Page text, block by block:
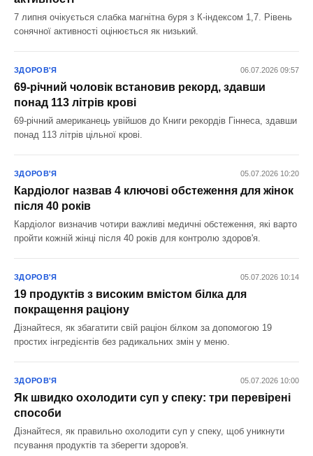
7 липня очікується слабка магнітна буря з К-індексом 1,7. Рівень
сонячної активності оцінюється як низький.
ЗДОРОВ'Я 06.07.2026 09:57
69-річний чоловік встановив рекорд, здавши
понад 113 літрів крові
69-річний американець увійшов до Книги рекордів Гіннеса, здавши
понад 113 літрів цільної крові.
ЗДОРОВ'Я 05.07.2026 10:20
Кардіолог назвав 4 ключові обстеження для жінок
після 40 років
Кардіолог визначив чотири важливі медичні обстеження, які варто
пройти кожній жінці після 40 років для контролю здоров'я.
ЗДОРОВ'Я 05.07.2026 10:14
19 продуктів з високим вмістом білка для
покращення раціону
Дізнайтеся, як збагатити свій раціон білком за допомогою 19
простих інгредієнтів без радикальних змін у меню.
ЗДОРОВ'Я 05.07.2026 10:00
Як швидко охолодити суп у спеку: три перевірені
способи
Дізнайтеся, як правильно охолодити суп у спеку, щоб уникнути
псування продуктів та зберегти здоров'я.